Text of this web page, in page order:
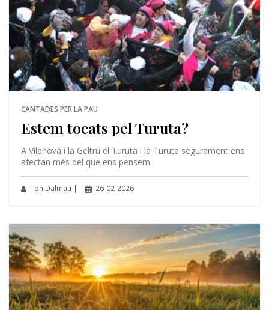
CANTADES PER LA PAU
Estem tocats pel Turuta?
A Vilanova i la Geltrú el Turuta i la Turuta segurament ens
afectan més del que ens pensem
Ton Dalmau | 26-02-2026